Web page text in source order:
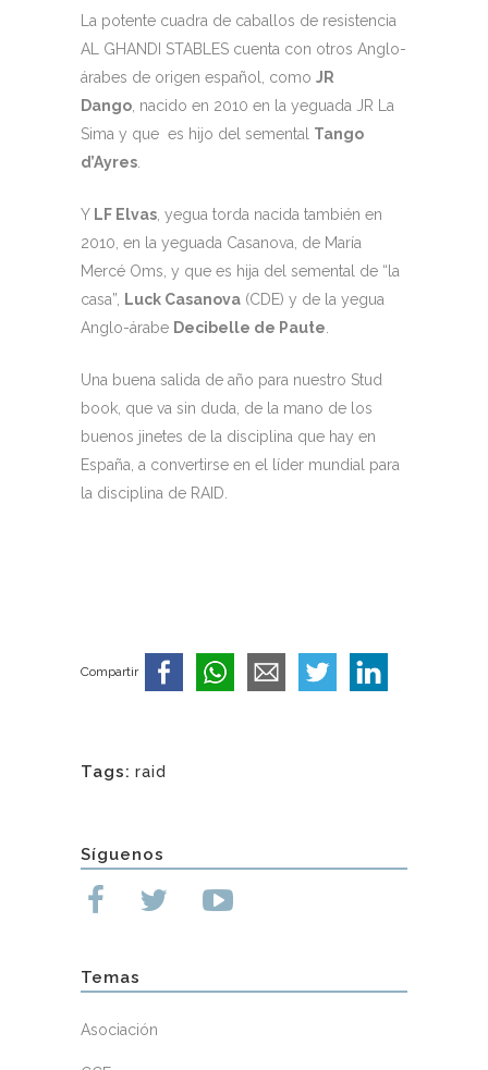
La potente cuadra de caballos de resistencia
AL GHANDI STABLES cuenta con otros Anglo-
árabes de origen español, como JR
Dango , nacido en 2010 en la yeguada JR La
Sima y que es hijo del semental Tango
d’Ayres
Y LF Elvas , yegua torda nacida también en
2010, en la yeguada Casanova, de María
Mercé Oms, y que es hija del semental de “la
casa”,
Luck Casanova (CDE) y de la yegua
Anglo-árabe Decibelle de Paute
Una buena salida de año para nuestro Stud
book, que va sin duda, de la mano de los
buenos jinetes de la disciplina que hay en
España, a convertirse en el líder mundial para
la disciplina de RAID.
Compartir
Tags: raid
Síguenos
Temas
Asociación